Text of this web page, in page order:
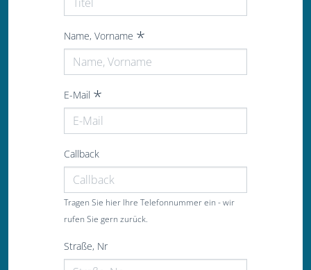
Name, Vorname
E-Mail
Callback
Tragen Sie hier Ihre Telefonnummer ein - wir
rufen Sie gern zurück.
Straße, Nr